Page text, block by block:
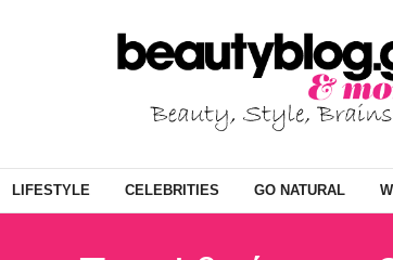
LIFESTYLE CELEBRITIES GO NATURAL